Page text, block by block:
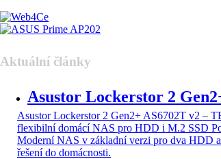
Aktuální články
Asustor Lockerstor 2
Asustor Lockerstor 2 Gen2+ AS6702T v2 –
flexibilní domácí NAS pro HDD i M.2 SSD
Moderní NAS v základní verzi pro dva HDD
řešení do domácnosti.